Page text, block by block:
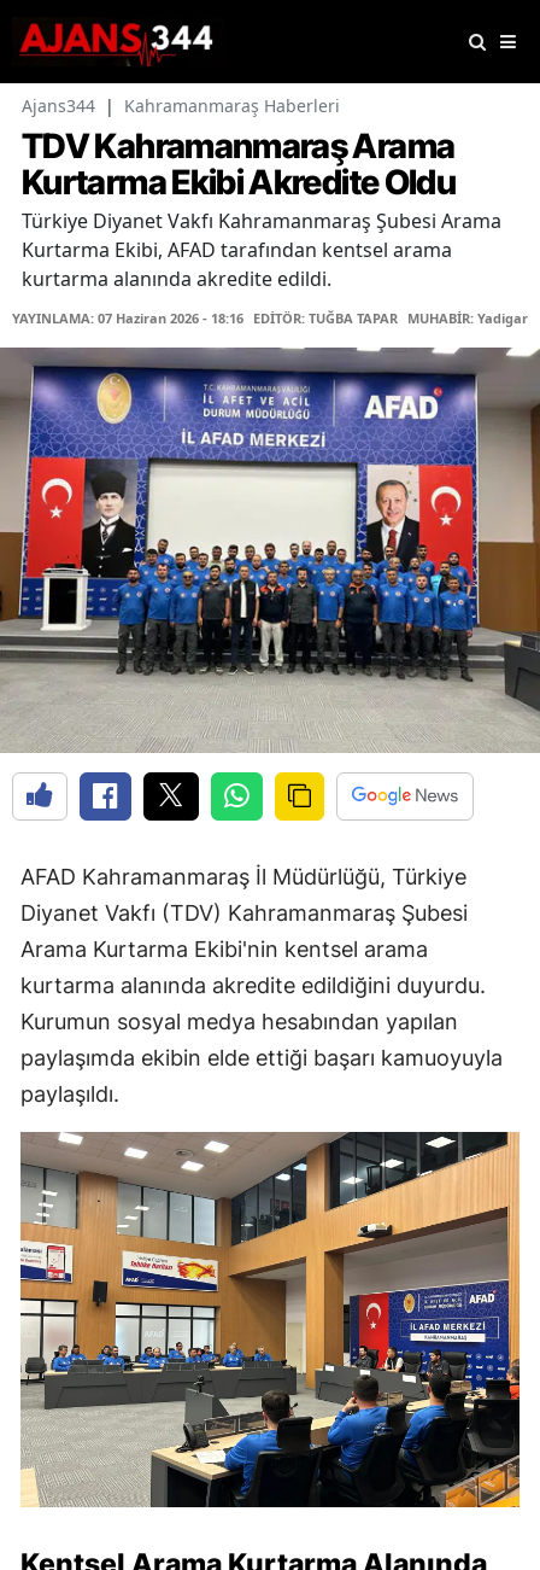
Ajans344 | Kahramanmaraş Haberleri
TDV Kahramanmaraş Arama
Kurtarma Ekibi Akredite Oldu
Türkiye Diyanet Vakfı Kahramanmaraş Şubesi Arama
Kurtarma Ekibi, AFAD tarafından kentsel arama
kurtarma alanında akredite edildi.
YAYINLAMA: 07 Haziran 2026 - 18:16 EDİTÖR: TUĞBA TAPAR MUHABİR: Yadigar
AFAD Kahramanmaraş İl Müdürlüğü, Türkiye
Diyanet Vakfı (TDV) Kahramanmaraş Şubesi
Arama Kurtarma Ekibi'nin kentsel arama
kurtarma alanında akredite edildiğini duyurdu.
Kurumun sosyal medya hesabından yapılan
paylaşımda ekibin elde ettiği başarı kamuoyuyla
paylaşıldı.